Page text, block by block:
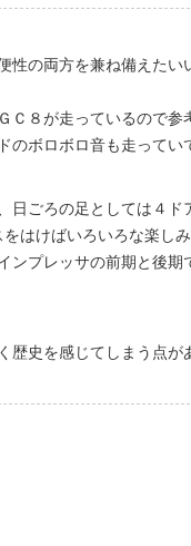
性の両方を兼ね備えたい
８が走っているので参
のボロボロ音も走ってい
日ごろの足としては４ド
はけばいろいろな楽し
ンプレッサの前期と後期
歴史を感じてしまう点が